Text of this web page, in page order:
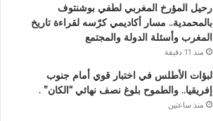
رحيل المؤرخ المغربي لطفي بوشنتوف
بالمحمدية.. مسار أكاديمي كرّسه لقراءة تاريخ
المغرب وأسئلة الدولة والمجتمع
منذ 11 دقيقة
لبؤات الأطلس في اختبار قوي أمام جنوب
إفريقيا.. والطموح بلوغ نصف نهائي “الكان” .
منذ ساعتين